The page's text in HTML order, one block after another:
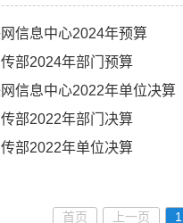
信息中心2024年预算
部2024年部门预算
信息中心2022年单位决算
部2022年部门决算
部2022年单位决算
首页 上一页 1